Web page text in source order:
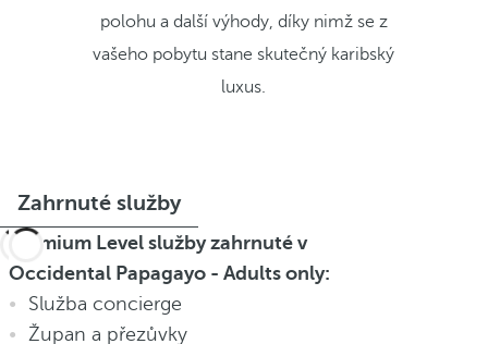
polohu a další výhody, díky nimž se z
vašeho pobytu stane skutečný karibský
luxus.
Zahrnuté služby
Premium Level služby zahrnuté v
Occidental Papagayo - Adults only:
Služba concierge
Župan a přezůvky